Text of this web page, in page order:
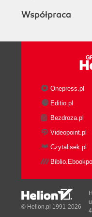
Współpraca
Onepress.pl
Editio.pl
Bezdroza.pl
Videopoint.pl
Czytalisek.pl
© Helion.pl 1991-2026